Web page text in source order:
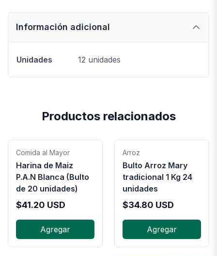
Información adicional
Unidades 12 unidades
Productos relacionados
Comida al Mayor
Harina de Maiz
P.A.N Blanca (Bulto
de 20 unidades)
$41.20 USD
Agregar
Arroz
Bulto Arroz Mary
tradicional 1 Kg 24
unidades
$34.80 USD
Agregar